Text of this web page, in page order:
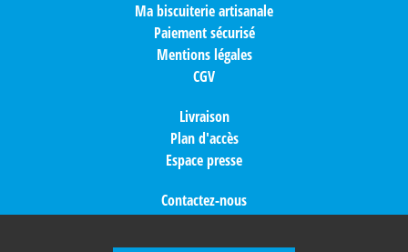
Ma biscuiterie artisanale
Paiement sécurisé
Mentions légales
CGV
Livraison
Plan d'accès
Espace presse
Contactez-nous
Nos partenaires